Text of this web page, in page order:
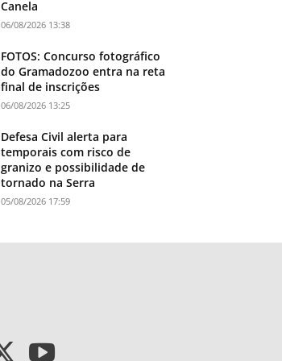
Canela
06/08/2026 13:38
FOTOS: Concurso fotográfico
do Gramadozoo entra na reta
final de inscrições
06/08/2026 13:25
Defesa Civil alerta para
temporais com risco de
granizo e possibilidade de
tornado na Serra
05/08/2026 17:59